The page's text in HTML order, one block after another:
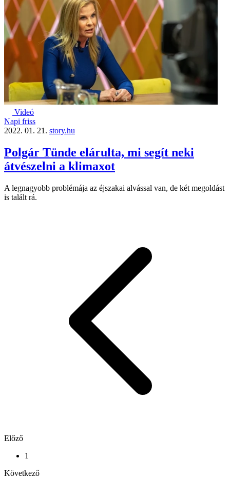
Videó
Napi friss
2022. 01. 21. story.hu
Polgár Tünde elárulta, mi segít neki
átvészelni a klimaxot
A legnagyobb problémája az éjszakai alvással van, de két megoldást
is talált rá.
Előző
1
Következő